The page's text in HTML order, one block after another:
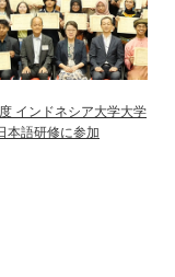
インドネシア大学大学
本語研修に参加